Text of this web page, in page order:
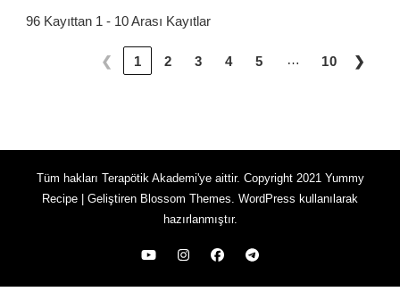
96 Kayıttan 1 - 10 Arası Kayıtlar
❮ 1 2 3 4 5 … 10 ❯
Tüm hakları Terapötik Akademi'ye aittir. Copyright 2021 Yummy
Recipe | Geliştiren Blossom Themes WordPress kullanılarak
hazırlanmıştır.